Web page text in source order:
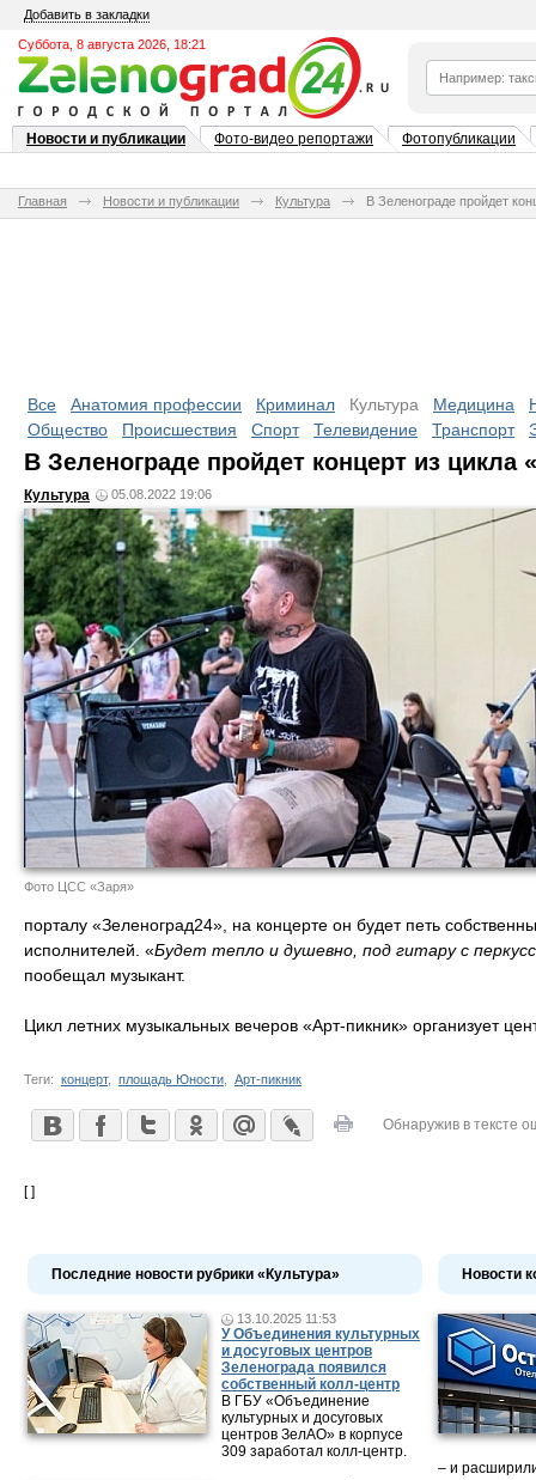
Добавить в закладки
Суббота, 8 августа 2026, 18:21
Новости и публикации Фото-видео репортажи Фотопубликации
Главная Новости и публикации Культура В Зеленограде пройдет
Все Анатомия профессии Криминал Культура Медицина
Общество
Происшествия Спорт Телевидение Транспорт
В Зеленограде пройдет концерт из цикла
Культура 05.08.2022 19:06
Фото ЦСС «Заря»
порталу «Зеленоград24», на концерте он будет петь
исполнителей. «Будет тепло и душевно, под гитару с
пообещал музыкант.
Цикл летних музыкальных вечеров «Арт-пикник» организует
Теги: концерт, площадь Юности Арт-пикник
Обнаружив в тексте
[ ]
Последние новости рубрики «Культура»
13.10.2025 11:53
У Объединения культурных
и досуговых центров
Зеленограда появился
собственный колл-центр
В ГБУ «Объединение
культурных и досуговых
центров ЗелАО» в корпусе
309 заработал колл-центр.
Новости
– и